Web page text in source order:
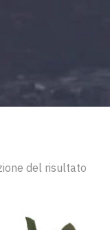
del risultato